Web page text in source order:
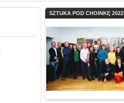
SZTUKA POD CHOINKĘ 2022